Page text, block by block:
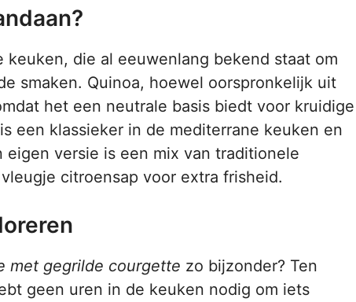
die al eeuwenlang bekend staat om
smaken. Quinoa, hoewel oorspronkelijk uit
het een neutrale basis biedt voor kruidige
een klassieker in de mediterrane keuken en
versie is een mix van traditionele
citroensap voor extra frisheid.
met gegrilde courgette zo bijzonder? Ten
geen uren in de keuken nodig om iets